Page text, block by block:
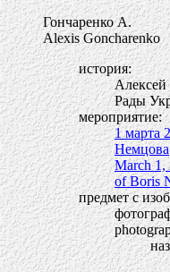
Гончаренко А.
Alexis Goncharenko
история:
Алексей
Рады
мероприятие:
1 марта
Немцова
March 1,
of Boris
предмет с